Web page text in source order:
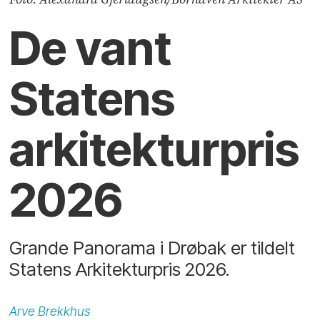
De vant
Statens
arkitekturpris
2026
Grande Panorama i Drøbak er tildelt
Statens Arkitekturpris 2026.
Arve Brekkhus